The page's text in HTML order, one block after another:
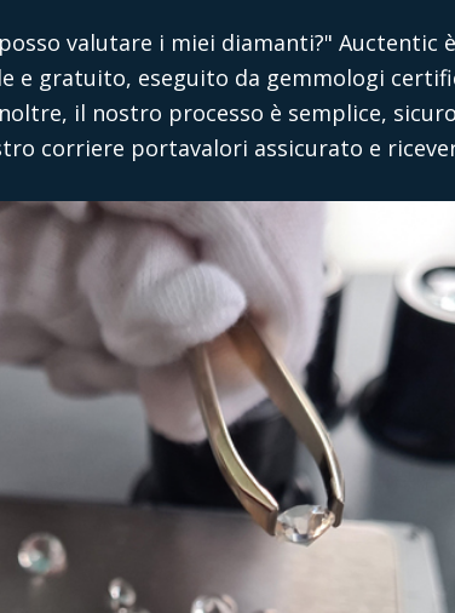
valutare i miei diamanti?" Auctentic
e gratuito, eseguito da gemmologi
il nostro processo è semplice,
corriere portavalori assicurato e